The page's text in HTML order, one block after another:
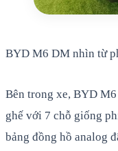
BYD M6 DM nhìn từ
Bên trong xe, BYD
ghế với 7 chỗ giống
bảng đồng hồ analog